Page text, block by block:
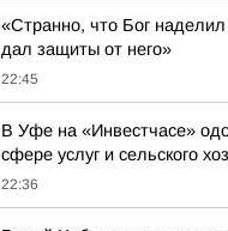
«Странно, что Бог
дал защиты от него»
22:45
В Уфе на «Инвестчасе»
сфере услуг и сельского
22:36